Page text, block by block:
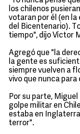
los chilenos
votaran por él (en la
del Bicentenario).
tiempo", dijo Víctor
Agregó que "la
la gente es
siempre vuelven a
vivo que nunca
Por su parte, Miguel
golpe militar en
estaba en
terror".